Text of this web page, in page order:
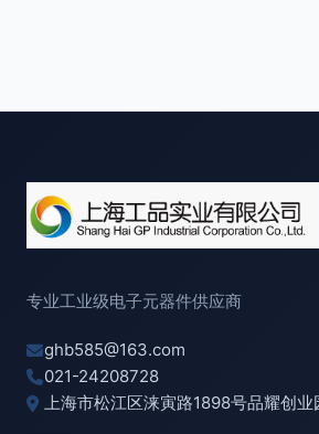
专业工业级电子元器件供应商
ghb585@163.com
021-24208728
上海市松江区涞寅路1898号品耀创